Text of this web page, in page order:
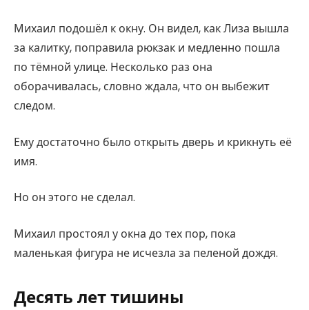
Михаил подошёл к окну. Он видел, как Лиза вышла
за калитку, поправила рюкзак и медленно пошла
по тёмной улице. Несколько раз она
оборачивалась, словно ждала, что он выбежит
следом.
Ему достаточно было открыть дверь и крикнуть её
имя.
Но он этого не сделал.
Михаил простоял у окна до тех пор, пока
маленькая фигура не исчезла за пеленой дождя.
Десять лет тишины